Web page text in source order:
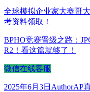
全球模拟企业家大赛哥
考资料领取！
BPHO竞赛晋级之路：
R2！看这篇就够了！
微信在线客服
发
2025年6月3日 作
Author分
AP